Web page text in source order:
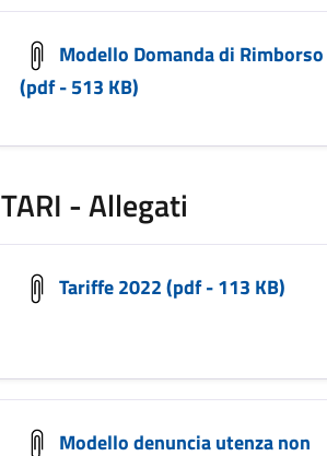
Modello Domanda di Rimborso
(pdf - 513 KB)
TARI - Allegati
Tariffe 2022 (pdf - 113 KB)
Modello denuncia utenza non